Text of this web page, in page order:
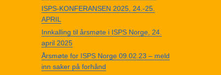
ISPS-KONFERANSEN 2025, 24.-25.
APRIL
Innkalling til årsmøte i ISPS Norge, 24.
april 2025
Årsmøte for ISPS Norge 09.02.23 – meld
inn saker på forhånd